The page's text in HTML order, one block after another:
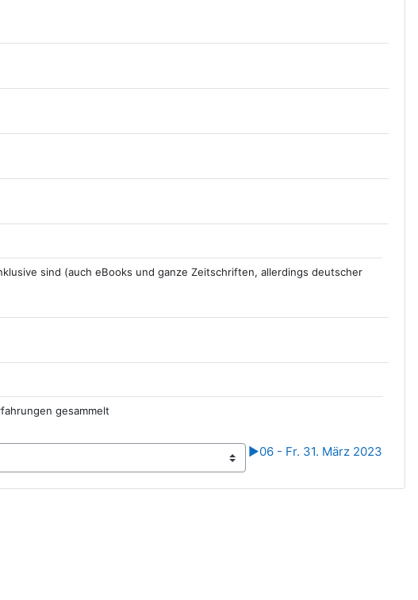
sind (auch eBooks und ganze Zeitschriften, allerdings deutscher
gesammelt
▶︎06 - Fr. 31. März 2023